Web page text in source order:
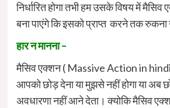
निर्धारित होगा तभी हम उसके विषय में
बना पाएंगे कि इसको प्राप्त करने तक रुकना
हार न मानना –
मैसिव एक्शन ( Massive Action in
आपको छोड़ देना या मुझसे नहीं होगा या अब
अवधारणा नहीं आने देता। क्योकि मैसिव